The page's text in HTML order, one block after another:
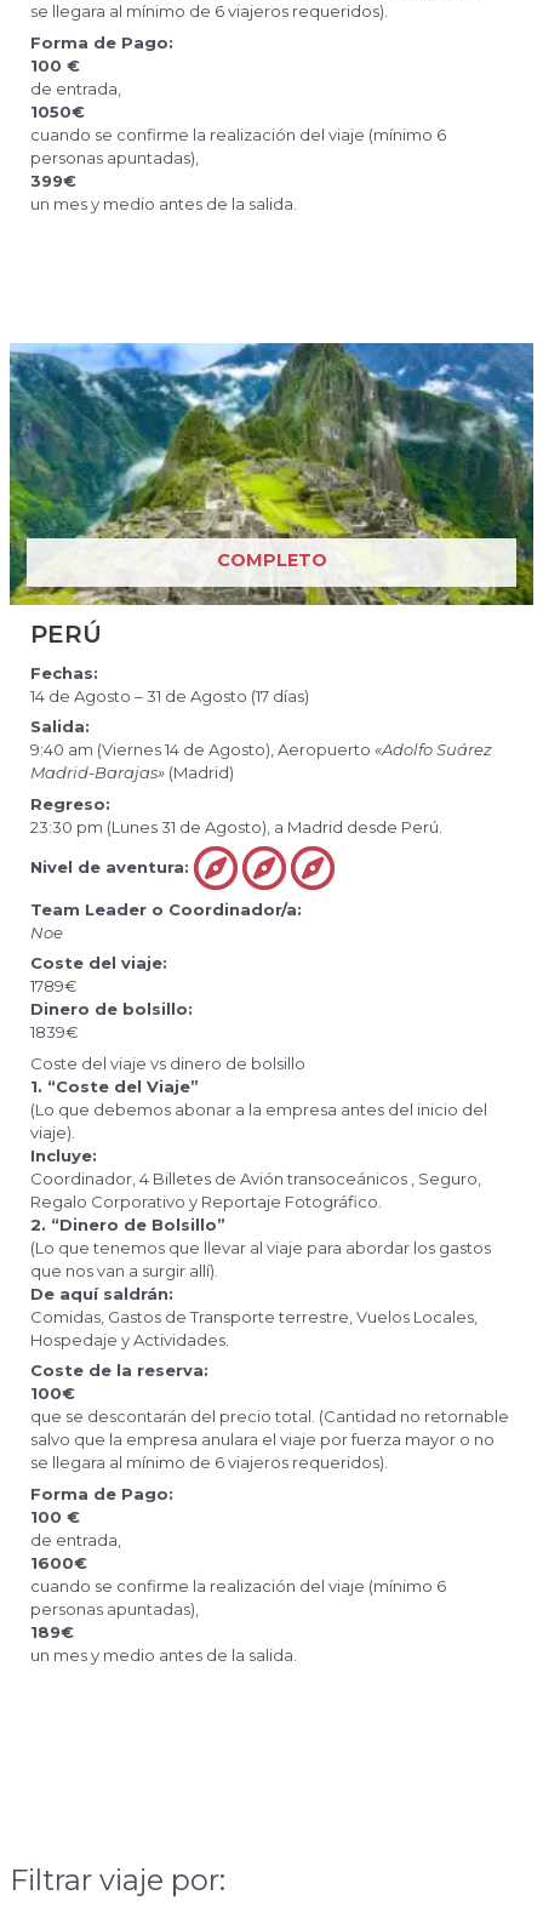
Filtrar viaje por:
se llegara al mínimo de 6 viajeros requeridos).
Forma de Pago:
100 €
de entrada,
1050€
cuando se confirme la realización del viaje (mínimo 6
personas apuntadas),
399€
un mes y medio antes de la salida.
COMPLETO
PERÚ
Fechas:
14 de Agosto – 31 de Agosto (17 días)
Salida:
9:40 am (Viernes 14 de Agosto), Aeropuerto«Adolfo Suárez
Madrid-Barajas» (Madrid)
Regreso:
23:30 pm (Lunes 31 de Agosto), a Madrid desde Perú.
Nivel de aventura:
Team Leader o Coordinador/a:
Noe
Coste del viaje:
1789€
Dinero de bolsillo:
1839€
Coste del viaje vs dinero de bolsillo
1. “Coste del Viaje”
(Lo que debemos abonar a la empresa antes del inicio del
viaje).
Incluye:
Coordinador, 4 Billetes de Avión transoceánicos , Seguro,
Regalo Corporativo y Reportaje Fotográfico.
2. “Dinero de Bolsillo”
(Lo que tenemos que llevar al viaje para abordar los gastos
que nos van a surgir allí).
De aquí saldrán:
Comidas, Gastos de Transporte terrestre, Vuelos Locales,
Hospedaje y Actividades.
Coste de la reserva:
100€
que se descontarán del precio total. (Cantidad no retornable
salvo que la empresa anulara el viaje por fuerza mayor o no
se llegara al mínimo de 6 viajeros requeridos).
Forma de Pago:
100 €
de entrada,
1600€
cuando se confirme la realización del viaje (mínimo 6
personas apuntadas),
189€
un mes y medio antes de la salida.